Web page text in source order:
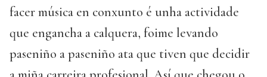
facer música en conxunto é unha actividade
que engancha a calquera, foime levando
paseniño a paseniño ata que tiven que decidir